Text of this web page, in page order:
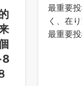
最重要
く、在
最重要